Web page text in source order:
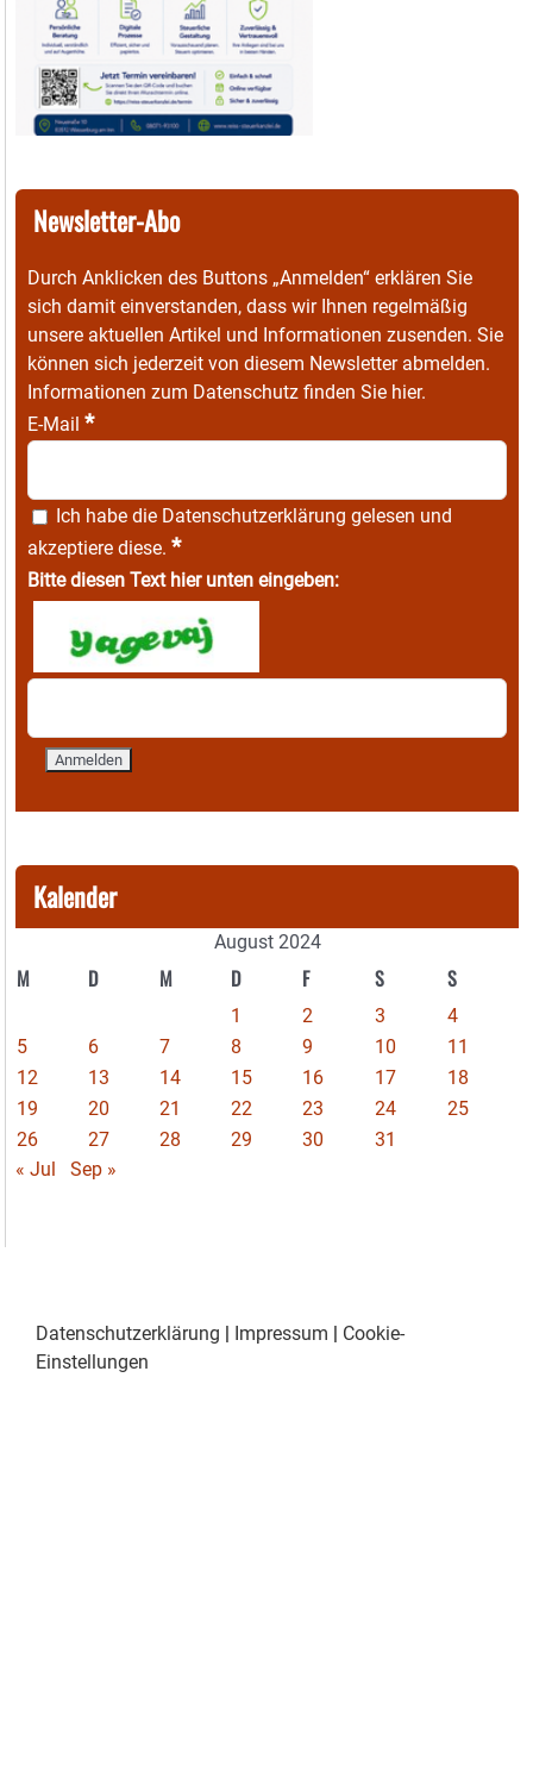
Newsletter-Abo
Durch Anklicken des Buttons „Anmelden“ erklären Sie
sich damit einverstanden, dass wir Ihnen regelmäßig
unsere aktuellen Artikel und Informationen zusenden. Sie
können sich jederzeit von diesem Newsletter abmelden.
Informationen zum Datenschutz finden Sie hier.
E-Mail *
Ich habe die Datenschutzerklärung gelesen und
akzeptiere diese. *
Bitte diesen Text hier unten eingeben:
Kalender
August 2024
M D M D F S S
1 2 3
4
5
6 7 8 9 10
11
12
13 14 15 16 17
18
19
20 21 22 23 24
25
26
27 28 29 30
31
« Jul
Sep »
Datenschutzerklärung | Impressum | Cookie-
Einstellungen